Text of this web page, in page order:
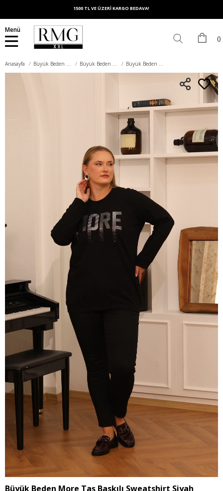
1500 TL VE ÜZERİ KARGO BEDAVA!
Menü
Anasayfa Büyük Beden Üst Giyim Büyük Beden Sweatshirt Büyük Beden More Taş Baskılı Sweatshirt Siyah
Büyük Beden More Taş Baskılı Sweatshirt Siyah